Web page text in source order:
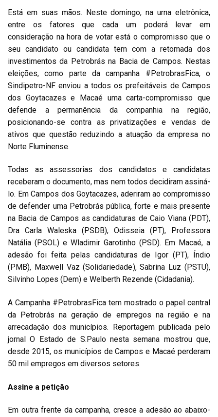
Está em suas mãos. Neste domingo, na urna eletrônica,
entre os fatores que cada um poderá levar em
consideração na hora de votar está o compromisso que o
seu candidato ou candidata tem com a retomada dos
investimentos da Petrobrás na Bacia de Campos. Nestas
eleições, como parte da campanha #PetrobrasFica, o
Sindipetro-NF enviou a todos os prefeitáveis de Campos
dos Goytacazes e Macaé uma carta-compromisso que
defende a permanência da companhia na região,
posicionando-se contra as privatizações e vendas de
ativos que questão reduzindo a atuação da empresa no
Norte Fluminense.
Todas as assessorias dos candidatos e candidatas
receberam o documento, mas nem todos decidiram assiná-
lo. Em Campos dos Goytacazes, aderiram ao compromisso
de defender uma Petrobrás pública, forte e mais presente
na Bacia de Campos as candidaturas de Caio Viana (PDT),
Dra Carla Waleska (PSDB), Odisseia (PT), Professora
Natália (PSOL) e Wladimir Garotinho (PSD). Em Macaé, a
adesão foi feita pelas candidaturas de Igor (PT), Índio
(PMB), Maxwell Vaz (Solidariedade), Sabrina Luz (PSTU),
Silvinho Lopes (Dem) e Welberth Rezende (Cidadania).
A Campanha #PetrobrasFica tem mostrado o papel central
da Petrobrás na geração de empregos na região e na
arrecadação dos municípios. Reportagem publicada pelo
jornal O Estado de S.Paulo nesta semana mostrou que,
desde 2015, os municípios de Campos e Macaé perderam
50 mil empregos em diversos setores.
Assine a petição
Em outra frente da campanha, cresce a adesão ao abaixo-